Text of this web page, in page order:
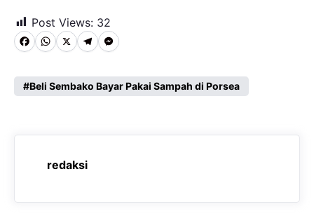
Post Views: 32
F
c
b
k
W
a
s
A
p
X T
l
g
r
m
M
s
e
e
Beli Sembako Bayar Pakai Sampah di Porsea
redaksi